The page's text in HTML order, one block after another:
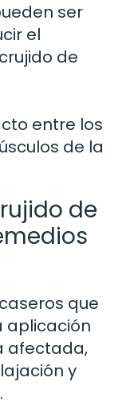
ser
el
de
entre los
de la
de
que
aplicación
afectada,
y